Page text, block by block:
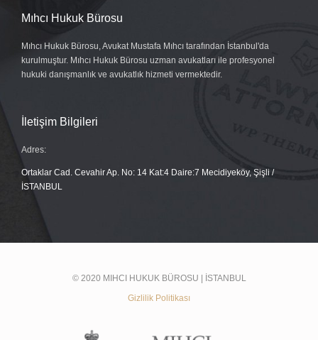
Mıhcı Hukuk Bürosu
Mıhcı Hukuk Bürosu, Avukat Mustafa Mıhcı tarafından İstanbul'da
kurulmuştur. Mıhcı Hukuk Bürosu uzman avukatları ile profesyonel
hukuki danışmanlık ve avukatlık hizmeti vermektedir.
İletişim Bilgileri
Adres:
Ortaklar Cad. Cevahir Ap. No: 14 Kat:4 Daire:7 Mecidiyeköy, Şişli /
İSTANBUL
© 2020 MIHCI HUKUK BÜROSU | İSTANBUL
Gizlilik Politikası